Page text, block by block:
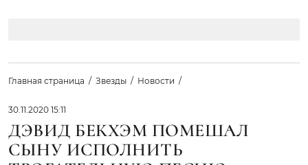
Главная страница Звезды Новости
30.11.2020 15:11
ДЭВИД БЕКХЭМ ПОМЕШАЛ
СЫНУ ИСПОЛНИТЬ